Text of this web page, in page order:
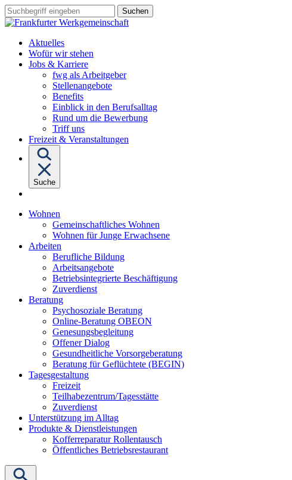
Sprungziel:
Zum
Sprungziel:
Zur
Sprungziel:
Zum
Suchbegriff
eingeben
Aktuelles
Wofür wir stehen
Jobs & KarriereUntermenü
von
"Jobs
&
fwg als Arbeitgeber
Stellenangebote
Benefits
Einblick in den Berufsalltag
Rund um die Bewerbung
Triff uns
Freizeit & Veranstaltungen
Suche
Wohnen
von
"Wohnen"
Gemeinschaftliches Wohnen
Wohnen für Junge Erwachsene
Arbeiten
von
"Arbeiten"
Berufliche Bildung
Arbeitsangebote
Betriebsintegrierte Beschäftigung
Zuverdienst
BeratungUntermenü
von
"Beratung"
Psychosoziale Beratung
Online-Beratung OBEON
Genesungsbegleitung
Offener Dialog
Gesundheitliche Vorsorgeberatung
Beratung für Geflüchtete (BEGIN)
TagesgestaltungUntermenü
"Tagesgestaltung"
Freizeit
Teilhabezentrum/Tagesstätte
Zuverdienst
Unterstützung im Alltag
Produkte & Dienstleistungen
von
"Produkte
&
Kofferreparatur Rollentausch
Öffentliches Betriebsrestaurant